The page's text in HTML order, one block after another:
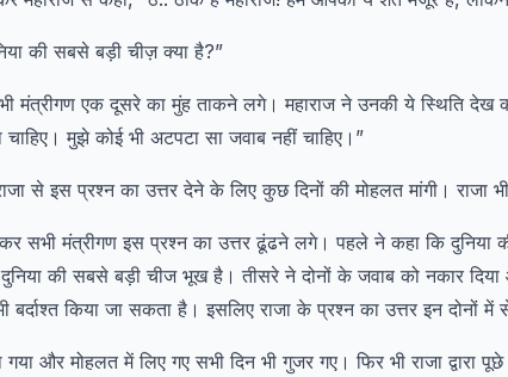
की सबसे बड़ी चीज़ क्या है?”
मंत्रीगण एक दूसरे का मुंह ताकने लगे। महाराज ने उनकी ये स्थिति देख
चाहिए। मुझे कोई भी अटपटा सा जवाब नहीं चाहिए।”
से इस प्रश्न का उत्तर देने के लिए कुछ दिनों की मोहलत मांगी। राजा
सभी मंत्रीगण इस प्रश्न का उत्तर ढूंढने लगे। पहले ने कहा कि दुनिया
की सबसे बड़ी चीज भूख है। तीसरे ने दोनों के जवाब को नकार
किया जा सकता है। इसलिए राजा के प्रश्न का उत्तर इन दोनों में
गया और मोहलत में लिए गए सभी दिन भी गुजर गए। फिर भी राजा द्वारा